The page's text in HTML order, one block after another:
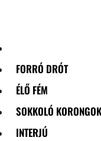
FORRÓ DRÓT
ÉLŐ FÉM
SOKKOLÓ KORONGOK
INTERJÚ